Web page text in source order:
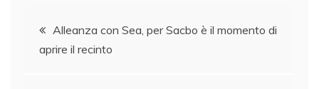
b
o
dI
n
A
vi
Navigazione
articoli
Alleanza con Sea, per Sacbo è il momento di
aprire il recinto